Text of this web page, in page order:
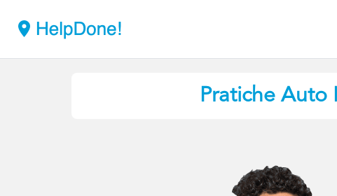
Pratiche Auto